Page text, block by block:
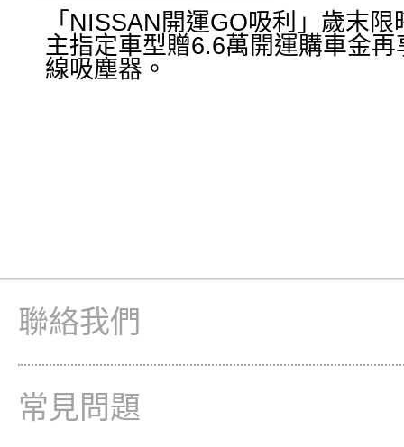
「NISSAN開運GO吸利」歲末
主指定車型贈6.6萬開運購車金再
線吸塵器。
聯絡我們
常見問題